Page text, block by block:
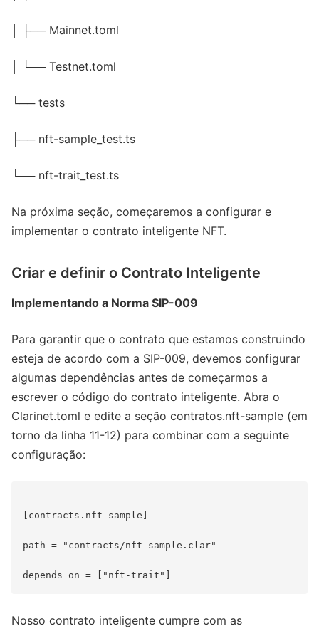
│ ├── Mainnet.toml
│ └── Testnet.toml
└── tests
├── nft-sample_test.ts
└── nft-trait_test.ts
Na próxima seção, começaremos a configurar e
implementar o contrato inteligente NFT.
Criar e definir o Contrato Inteligente
Implementando a Norma SIP-009
Para garantir que o contrato que estamos construindo
esteja de acordo com a SIP-009, devemos configurar
algumas dependências antes de começarmos a
escrever o código do contrato inteligente. Abra o
Clarinet.toml e edite a seção contratos.nft-sample (em
torno da linha 11-12) para combinar com a seguinte
configuração:
[contracts.nft-sample]
path = "contracts/nft-sample.clar"
Nosso contrato inteligente cumpre com as